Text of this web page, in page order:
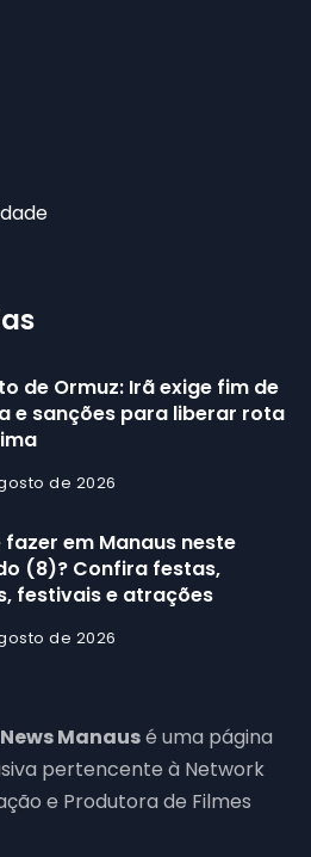
de Ormuz: Irã exige fim de
e sanções para liberar rota
de 2026
fazer em Manaus neste
(8)? Confira festas,
festivais e atrações
de 2026
Manausé uma página
pertencente à Network
e Produtora de Filmes